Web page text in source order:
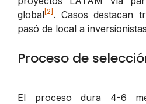
global [2] . Casos destacan
pasó de local a
Proceso de
El proceso dura 4-6